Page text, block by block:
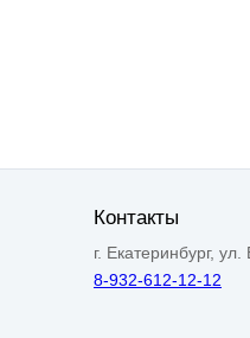
Контакты
г. Екатеринбург,
8-932-612-12-12